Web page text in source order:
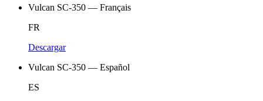
Vulcan SC-350 — Français
FR
Descargar
Vulcan SC-350 — Español
ES